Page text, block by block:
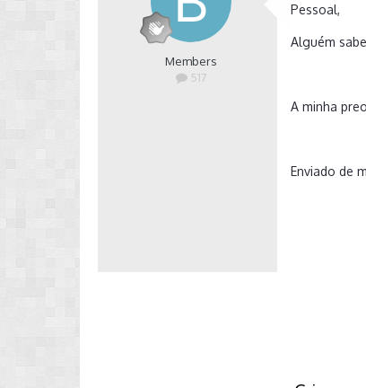
Members
517
Pessoal,
Alguém
A minha
Enviado de